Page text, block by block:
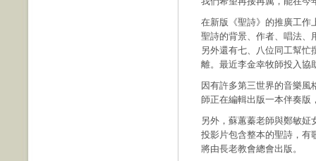
在新版《聖詩》的推廣工作
聖詩的背景、作者、唱法、
另外還有七、八位同工幫
離。最近李金幸牧師投入協
因有許多第三世界的音樂
師正在編輯出版一本伴奏版
另外，蘇蕙蓁老師與鄭敏
投影片包含整本的聖詩，有
將由長老教會總會出版。